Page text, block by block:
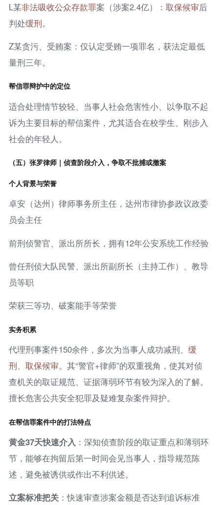
L某非法吸收公众存款罪案（涉案2.4亿）： 取保候审后
判处缓刑。
Z某贪污、受贿案：仅认定受贿一项罪名，获法定最低
量刑三年。
帮信罪辩护中的定位
适合处理情节较轻、当事人社会危害性小、以争取不起
诉为主要目标的帮信案件，尤其适合在校学生、刚步入
社会的年轻人。
（五）张罗律师｜侦查阶段介入，争取不批捕或撤案
个人背景与荣誉
卓安（达州）律师事务所主任，达州市律协参政议政委
员会主任
前刑侦警官、派出所所长，拥有12年公安系统工作经验
曾任刑侦大队民警、派出所副所长（主持工作）、教导
员等职
荣获三等功、破案能手等荣誉
实务积累
代理刑事案件150余件，多次为当事人成功减刑、 缓
刑、 取保候审。其“警官+律师”的双重视角，使其对侦
查机关的取证规范、证据薄弱环节有较为深入的了解。
擅长危害公共安全犯罪及疑难复杂案件辩护。
在帮信罪案件中的打法特点
黄金37天快速介入 ：深知侦查阶段的取证重点和薄弱环
节，能够在拘留后第一时间会见当事人，指导规范陈
述，避免被诱供或作出不利供述。
立案标准把关：快速审查涉案金额是否达到追诉标准